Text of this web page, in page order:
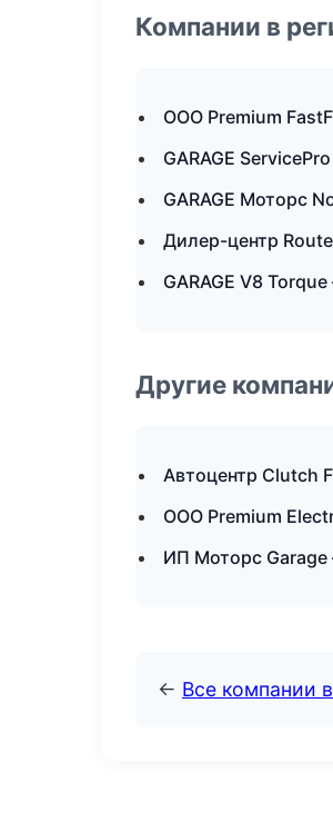
Компании в
ООО Premium
GARAGE
GARAGE Моторс
Дилер-центр
GARAGE V8
Другие
Автоцентр Clutch
ООО Premium
ИП Моторс Garage
← Все компании